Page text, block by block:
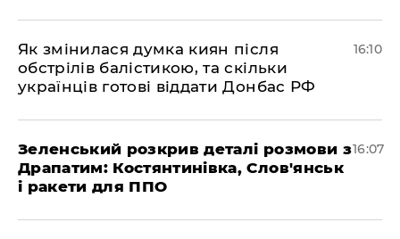
Як змінилася думка киян після
обстрілів балістикою, та скільки
українців готові віддати Донбас РФ
16:10
Зеленський розкрив деталі розмови з
Драпатим: Костянтинівка, Слов'янськ
і ракети для ППО
16:07